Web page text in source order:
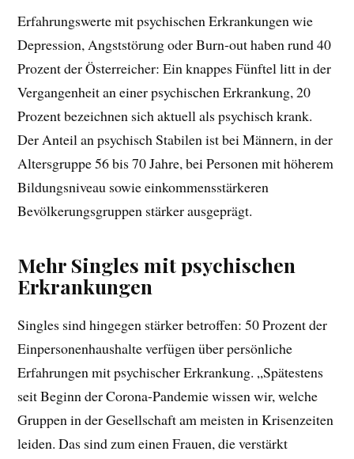
Erfahrungswerte mit psychischen Erkrankungen wie
Depression, Angststörung oder Burn-out haben rund 40
Prozent der Österreicher: Ein knappes Fünftel litt in der
Vergangenheit an einer psychischen Erkrankung, 20
Prozent bezeichnen sich aktuell als psychisch krank.
Der Anteil an psychisch Stabilen ist bei Männern, in der
Altersgruppe 56 bis 70 Jahre, bei Personen mit höherem
Bildungsniveau sowie einkommensstärkeren
Bevölkerungsgruppen stärker ausgeprägt.
Mehr Singles mit psychischen
Erkrankungen
Singles sind hingegen stärker betroffen: 50 Prozent der
Einpersonenhaushalte verfügen über persönliche
Erfahrungen mit psychischer Erkrankung. „Spätestens
seit Beginn der Corona-Pandemie wissen wir, welche
Gruppen in der Gesellschaft am meisten in Krisenzeiten
leiden. Das sind zum einen Frauen, die verstärkt